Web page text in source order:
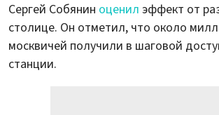
Сергей Собянин оценил эффект от
столице. Он отметил, что около
москвичей получили в шаговой
станции.